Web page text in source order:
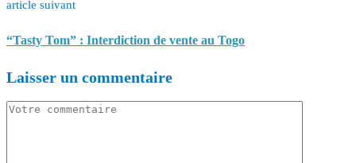
article suivant
“Tasty Tom” : Interdiction de vente au Togo
Laisser un commentaire